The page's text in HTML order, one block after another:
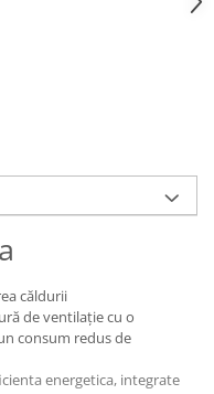
căldurii
de ventilație cu o
consum redus de
energetica, integrate